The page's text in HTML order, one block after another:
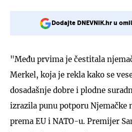
Dodajte DNEVNIK.hr u
"Među prvima je čestitala
Merkel, koja je rekla kako se
dosadašnje dobre i plodne
izrazila punu potporu Njemačke
prema EU i NATO-u. Premijer